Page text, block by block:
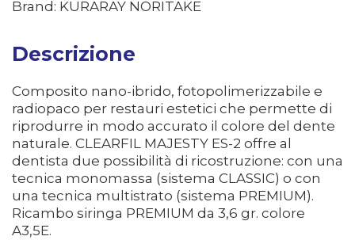
Brand: KURARAY NORITAKE
Descrizione
Composito nano-ibrido, fotopolimerizzabile e
radiopaco per restauri estetici che permette di
riprodurre in modo accurato il colore del dente
naturale. CLEARFIL MAJESTY ES-2 offre al
dentista due possibilità di ricostruzione: con una
tecnica monomassa (sistema CLASSIC) o con
una tecnica multistrato (sistema PREMIUM).
Ricambo siringa PREMIUM da 3,6 gr. colore
A3,5E.